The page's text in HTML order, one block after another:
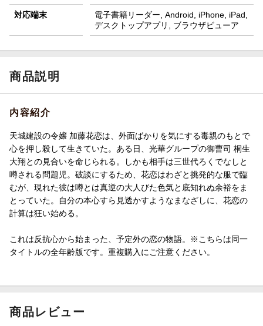
対応端末
電子書籍リーダー, Android, iPhone, iPad,
デスクトップアプリ, ブラウザビューア
商品説明
内容紹介
天城建設の令嬢 加藤花恋は、外面ばかりを気にする毒親のもとで
心を押し殺して生きていた。ある日、光華グループの御曹司 桐生
大翔との見合いを命じられる。しかも相手は三世代ろくでなしと
噂される問題児。破談にするため、花恋はわざと挑発的な服で臨
むが、現れた彼は噂とは真逆の大人びた色気と底知れぬ余裕をま
とっていた。自分の本心すら見透かすようなまなざしに、花恋の
計算は狂い始める。
これは反抗心から始まった、予定外の恋の物語。※こちらは同一
タイトルの全年齢版です。重複購入にご注意ください。
商品レビュー